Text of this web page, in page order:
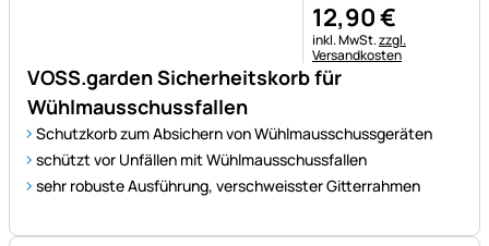
VOSS.garden Sicherheitskorb für
Wühlmausschussfallen
Schutzkorb zum Absichern von Wühlmausschussgeräten
schützt vor Unfällen mit Wühlmausschussfallen
sehr robuste Ausführung, verschweisster Gitterrahmen
12,90€
Steuerhinweis:
inkl. MwSt.zzgl.
Versandkosten